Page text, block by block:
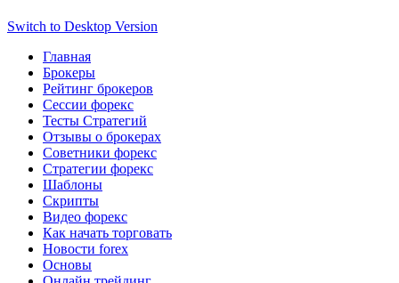
Switch to Desktop Version
Главная
Брокеры
Рейтинг брокеров
Сессии форекс
Тесты Стратегий
Отзывы о брокерах
Советники форекс
Стратегии форекс
Шаблоны
Скрипты
Видео форекс
Как начать торговать
Новости forex
Основы